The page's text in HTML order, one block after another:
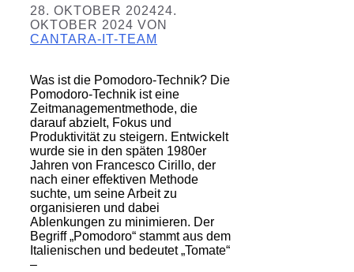
28. OKTOBER 202424.
OKTOBER 2024 VON
CANTARA-IT-TEAM
Was ist die Pomodoro-Technik? Die
Pomodoro-Technik ist eine
Zeitmanagementmethode, die
darauf abzielt, Fokus und
Produktivität zu steigern. Entwickelt
wurde sie in den späten 1980er
Jahren von Francesco Cirillo, der
nach einer effektiven Methode
suchte, um seine Arbeit zu
organisieren und dabei
Ablenkungen zu minimieren. Der
Begriff „Pomodoro“ stammt aus dem
Italienischen und bedeutet „Tomate“
–